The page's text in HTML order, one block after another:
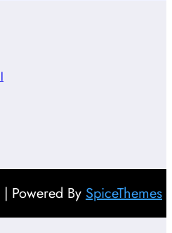
Powered By SpiceThemes